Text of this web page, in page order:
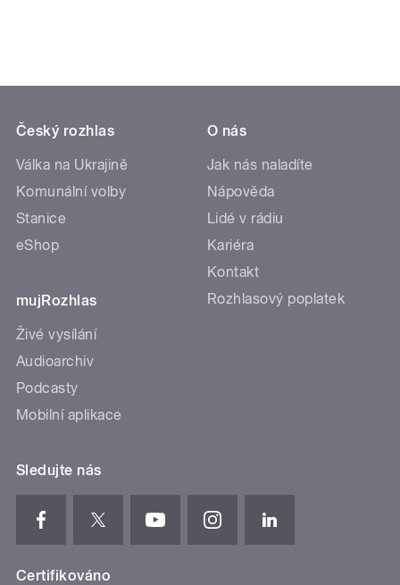
Český rozhlas
Válka na Ukrajině
Komunální volby
Stanice
eShop
mujRozhlas
Živé vysílání
Audioarchiv
Podcasty
Mobilní aplikace
O nás
Jak nás naladíte
Nápověda
Lidé v rádiu
Kariéra
Kontakt
Rozhlasový poplatek
Sledujte nás
Certifikováno